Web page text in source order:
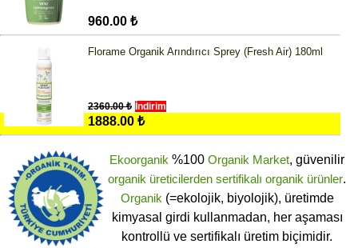
960.00 ₺
Florame Organik Arındırıcı Sprey (Fresh Air) 180ml
2360.00 ₺ İndirim
1888.00 ₺
Ekoorganik %100 Organik Market, güvenilir
organik üreticilerden sertifikalı organik ürünler.
Organik (=ekolojik, biyolojik), üretimde
kimyasal girdi kullanmadan, her aşaması
kontrollü ve sertifikalı üretim biçimidir.